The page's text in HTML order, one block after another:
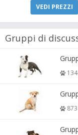
VEDI PREZZI
Gruppi di